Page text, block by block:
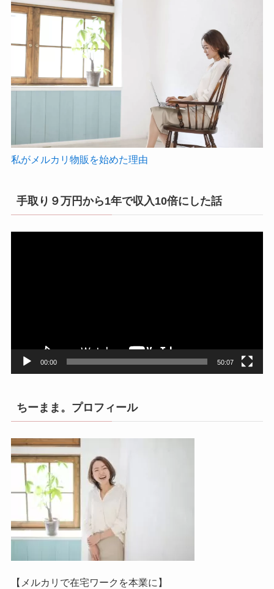
私がメルカリ物販を始めた理由
手取り９万円から1年で収入10倍にした話
00:00 50:07
ちーまま。プロフィール
【メルカリで在宅ワークを本業に】